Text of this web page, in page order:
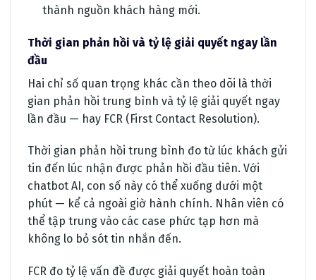
thành nguồn khách hàng mới.
Thời gian phản hồi và tỷ lệ giải quyết ngay lần
đầu
Hai chỉ số quan trọng khác cần theo dõi là thời
gian phản hồi trung bình và tỷ lệ giải quyết ngay
lần đầu — hay FCR (First Contact Resolution).
Thời gian phản hồi trung bình đo từ lúc khách gửi
tin đến lúc nhận được phản hồi đầu tiên. Với
chatbot AI, con số này có thể xuống dưới một
phút — kể cả ngoài giờ hành chính. Nhân viên có
thể tập trung vào các case phức tạp hơn mà
không lo bỏ sót tin nhắn đến.
FCR đo tỷ lệ vấn đề được giải quyết hoàn toàn